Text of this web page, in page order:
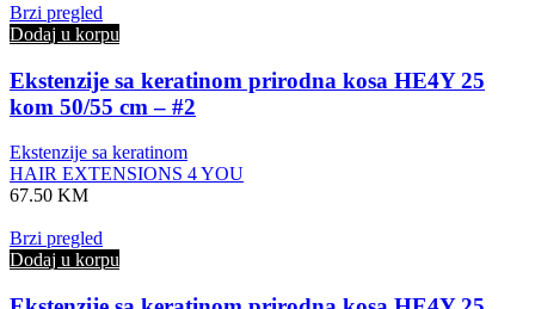
Brzi pregled
Dodaj u korpu
Ekstenzije sa keratinom prirodna kosa HE4Y 25
kom 50/55 cm – #2
Ekstenzije sa keratinom
HAIR EXTENSIONS 4 YOU
67.50 KM
Brzi pregled
Dodaj u korpu